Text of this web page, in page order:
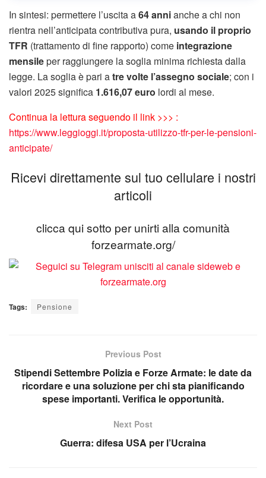
In sintesi: permettere l’uscita a64 annianche a chi non
rientra nell’anticipata contributiva pura, usando il proprio
TFR (trattamento di fine rapporto) come integrazione
mensileper raggiungere la soglia minima richiesta dalla
legge. La soglia è pari atre volte l’assegno sociale; con i
valori 2025 significa 1.616,07 euro lordi al mese.
Continua la lettura seguendo il link >>> :
https://www.leggioggi.it/proposta-utilizzo-tfr-per-le-pensioni-
anticipate/
Ricevi direttamente sul tuo cellulare i nostri
articoli
clicca qui sotto per unirti alla comunità
forzearmate.org/
Tags: Pensione
Previous Post
Stipendi Settembre Polizia e Forze Armate: le date da
ricordare e una soluzione per chi sta pianificando
spese importanti. Verifica le opportunità.
Next Post
Guerra: difesa USA per l’Ucraina